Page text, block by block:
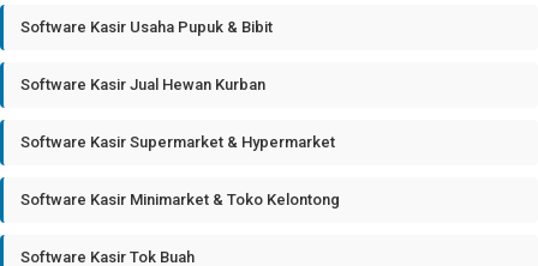
Software Kasir Usaha Pupuk & Bibit
Software Kasir Jual Hewan Kurban
Software Kasir Supermarket & Hypermarket
Software Kasir Minimarket & Toko Kelontong
Software Kasir Tok Buah